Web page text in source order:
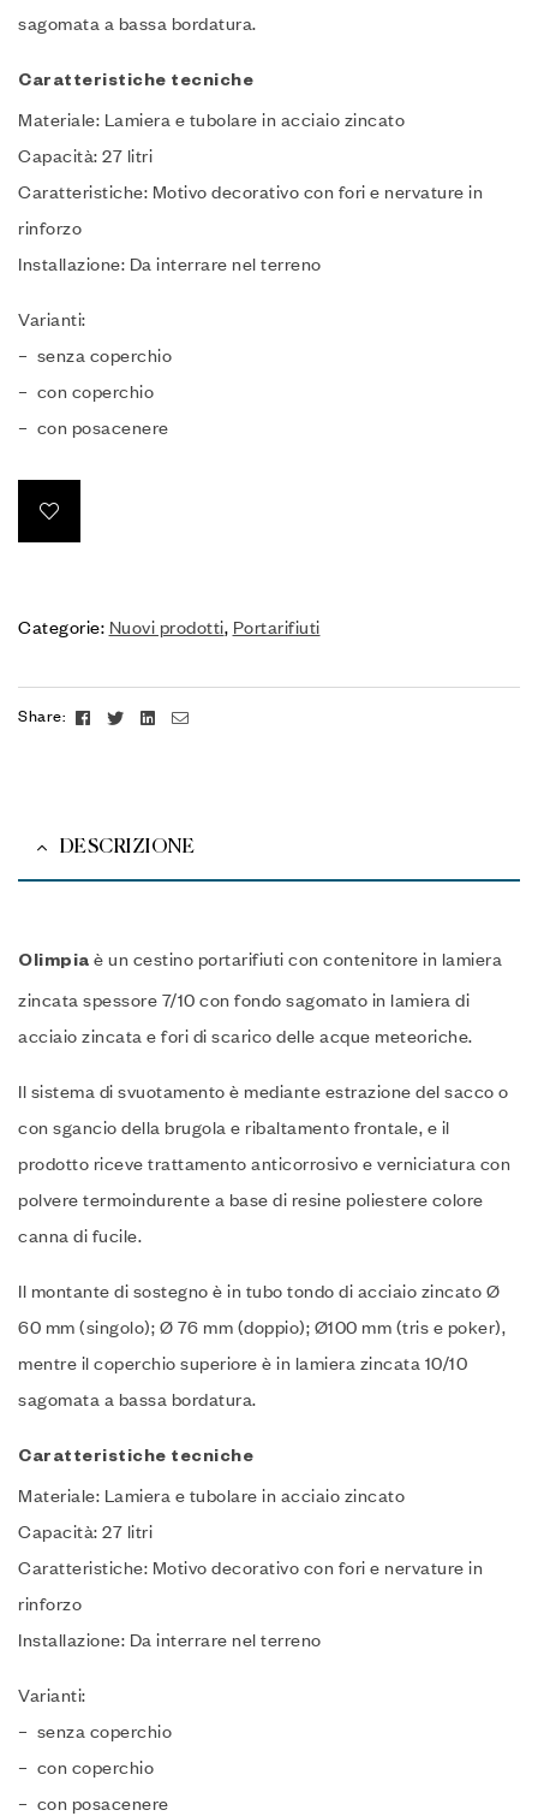
sagomata a bassa bordatura.‎
Caratteristiche tecniche
Materiale: Lamiera e tubolare in acciaio zincato
Capacità: 27 litri
Caratteristiche: Motivo decorativo con fori e nervature in
rinforzo
Installazione: Da interrare nel terreno
Varianti:
– senza coperchio
– con coperchio
– con posacenere
Categorie: Nuovi prodotti, Portarifiuti
Share: FacebookTwitterLinkedin
Email
DESCRIZIONE
Olimpia è un cestino portarifiuti con contenitore in lamiera
zincata spessore 7/10 con fondo sagomato in lamiera di
acciaio zincata e fori di scarico delle acque meteoriche.‎
Il sistema di svuotamento è mediante estrazione del sacco o
con sgancio della brugola e ribaltamento frontale, e il
prodotto riceve trattamento anticorrosivo e verniciatura con
polvere termoindurente a base di resine poliestere colore
canna di fucile.‎
Il montante di sostegno è in tubo tondo di acciaio zincato Ø
60 mm (singolo); Ø 76 mm (doppio); Ø100 mm (tris e poker),
mentre il coperchio superiore è in lamiera zincata 10/10
sagomata a bassa bordatura.‎
Caratteristiche tecniche
Materiale: Lamiera e tubolare in acciaio zincato
Capacità: 27 litri
Caratteristiche: Motivo decorativo con fori e nervature in
rinforzo
Installazione: Da interrare nel terreno
Varianti:
– senza coperchio
– con coperchio
– con posacenere